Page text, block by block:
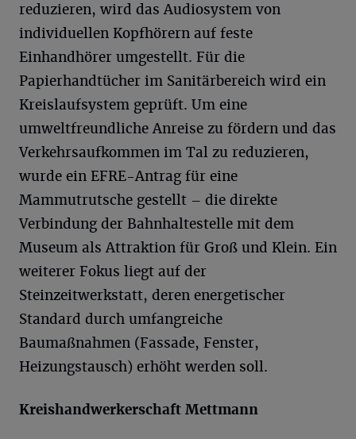
reduzieren, wird das Audiosystem von
individuellen Kopfhörern auf feste
Einhandhörer umgestellt. Für die
Papierhandtücher im Sanitärbereich wird ein
Kreislaufsystem geprüft. Um eine
umweltfreundliche Anreise zu fördern und das
Verkehrsaufkommen im Tal zu reduzieren,
wurde ein EFRE-Antrag für eine
Mammutrutsche gestellt – die direkte
Verbindung der Bahnhaltestelle mit dem
Museum als Attraktion für Groß und Klein. Ein
weiterer Fokus liegt auf der
Steinzeitwerkstatt, deren energetischer
Standard durch umfangreiche
Baumaßnahmen (Fassade, Fenster,
Heizungstausch) erhöht werden soll.
Kreishandwerkerschaft Mettmann